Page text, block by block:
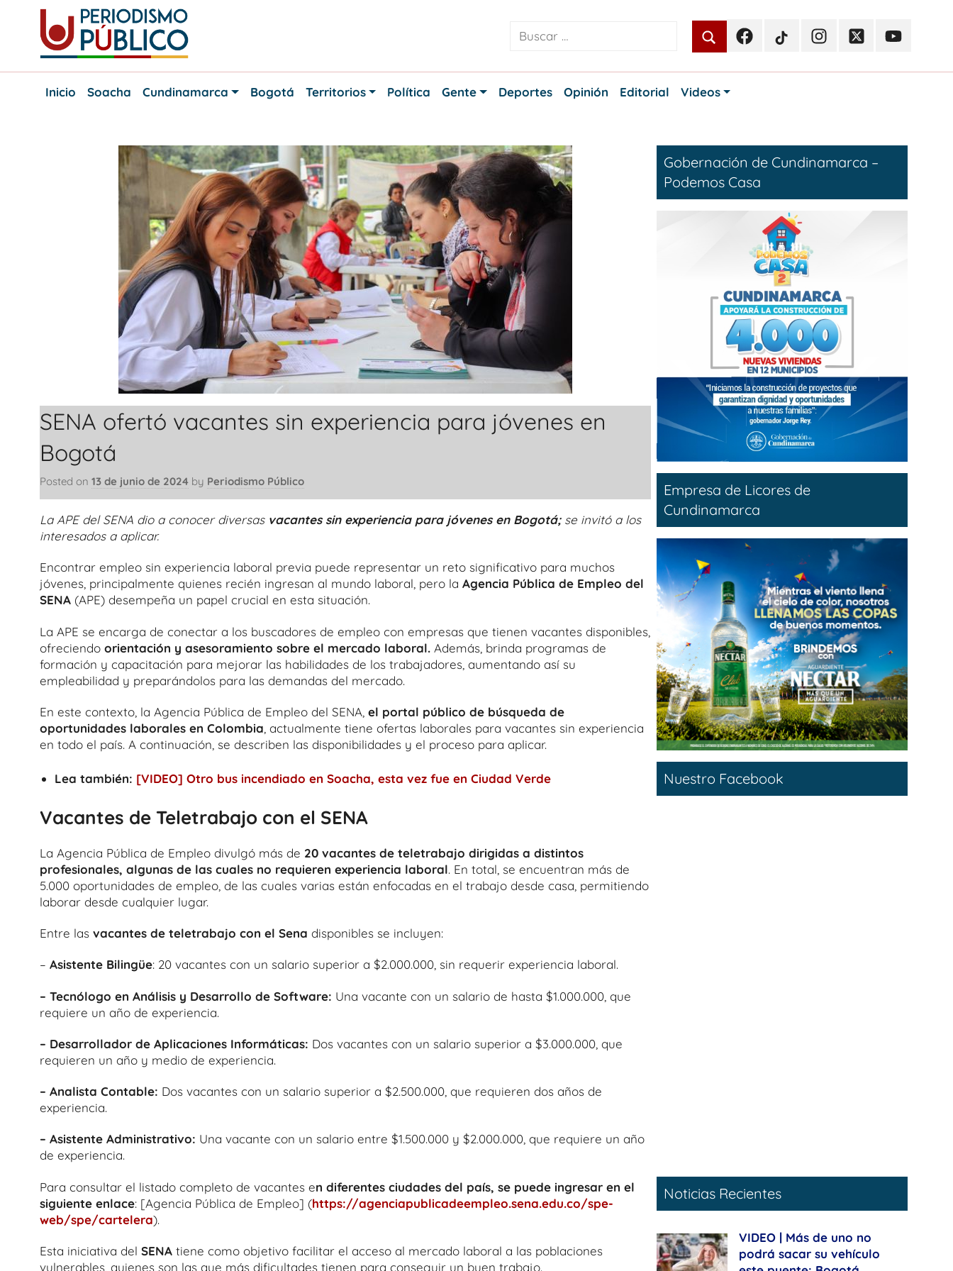
content
Periodismo
Noticias
FacebookTikTokInstagramTwitterYoutube
Inicio
Soacha Cundinamarca Bogotá Territorios Política Gente Deportes Opinión Editorial Videos
SENA ofertó vacantes sin experiencia para jóvenes en
Bogotá
Posted on 13 de junio de 2024 by Periodismo Público
La APE del SENA dio a conocer diversasvacantes sin experiencia para jóvenes en Bogotá; se invitó a los
interesados a aplicar.
Encontrar empleo sin experiencia laboral previa puede representar un reto significativo para muchos
jóvenes, principalmente quienes recién ingresan al mundo laboral, pero la Agencia Pública de Empleo del
SENA (APE) desempeña un papel crucial en esta situación.
La APE se encarga de conectar a los buscadores de empleo con empresas que tienen vacantes disponibles,
ofreciendo orientación y asesoramiento sobre el mercado laboral. Además, brinda programas de
formación y capacitación para mejorar las habilidades de los trabajadores, aumentando así su
empleabilidad y preparándolos para las demandas del mercado.
En este contexto, la Agencia Pública de Empleo del SENA, el portal público de búsqueda de
oportunidades laborales en Colombia , actualmente tiene ofertas laborales para vacantes sin experiencia
en todo el país. A continuación, se describen las disponibilidades y el proceso para aplicar.
Lea también: [VIDEO] Otro bus incendiado en Soacha, esta vez fue en Ciudad Verde
Vacantes de Teletrabajo con el SENA
La Agencia Pública de Empleo divulgó más de 20 vacantes de teletrabajo dirigidas a distintos
profesionales, algunas de las cuales no requieren experiencia laboral. En total, se encuentran más de
5.000 oportunidades de empleo, de las cuales varias están enfocadas en el trabajo desde casa, permitiendo
laborar desde cualquier lugar.
Entre las vacantes de teletrabajo con el Sena disponibles se incluyen:
– Asistente Bilingüe: 20 vacantes con un salario superior a $2.000.000, sin requerir experiencia laboral.
– Tecnólogo en Análisis y Desarrollo de Software: Una vacante con un salario de hasta $1.000.000, que
requiere un año de experiencia.
– Desarrollador de Aplicaciones Informáticas: Dos vacantes con un salario superior a $3.000.000, que
requieren un año y medio de experiencia.
– Analista Contable: Dos vacantes con un salario superior a $2.500.000, que requieren dos años de
experiencia.
– Asistente Administrativo: Una vacante con un salario entre $1.500.000 y $2.000.000, que requiere un año
de experiencia.
Para consultar el listado completo de vacantes en diferentes ciudades del país, se puede ingresar en el
siguiente enlace: [Agencia Pública de Empleo] (https://agenciapublicadeempleo.sena.edu.co/spe-
web/spe/cartelera).
Esta iniciativa del SENA tiene como objetivo facilitar el acceso al mercado laboral a las poblaciones
vulnerables, quienes son las que más dificultades tienen para conseguir un buen trabajo.
Gobernación de Cundinamarca –
Podemos Casa
Empresa de Licores de
Cundinamarca
Nuestro Facebook
Noticias Recientes
VIDEO | Más de uno no
podrá sacar su vehículo